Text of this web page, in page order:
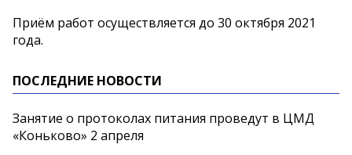
Приём работ осуществляется до 30 октября 2021
года.
ПОСЛЕДНИЕ НОВОСТИ
Занятие о протоколах питания проведут в ЦМД
«Коньково» 2 апреля